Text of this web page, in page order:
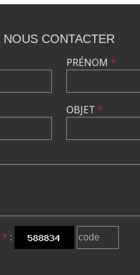
NOUS CONTACTER
PRÉNOM *
OBJET *
* :